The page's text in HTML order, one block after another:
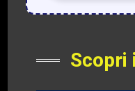
Scopri